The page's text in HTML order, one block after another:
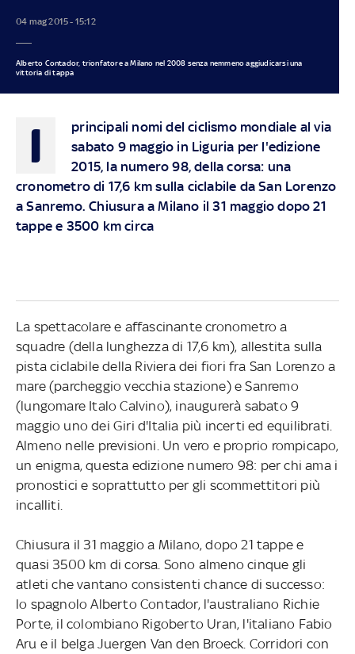
04 mag 2015 - 15:12
Alberto Contador, trionfatore a Milano nel 2008 senza nemmeno aggiudicarsi una
vittoria di tappa
I
principali nomi del ciclismo mondiale al via
sabato 9 maggio in Liguria per l'edizione
2015, la numero 98, della corsa: una
cronometro di 17,6 km sulla ciclabile da San Lorenzo
a Sanremo. Chiusura a Milano il 31 maggio dopo 21
tappe e 3500 km circa
La spettacolare e affascinante cronometro a
squadre (della lunghezza di 17,6 km), allestita sulla
pista ciclabile della Riviera dei fiori fra San Lorenzo a
mare (parcheggio vecchia stazione) e Sanremo
(lungomare Italo Calvino), inaugurerà sabato 9
maggio uno dei Giri d'Italia più incerti ed equilibrati.
Almeno nelle previsioni. Un vero e proprio rompicapo,
un enigma, questa edizione numero 98: per chi ama i
pronostici e soprattutto per gli scommettitori più
incalliti.
Chiusura il 31 maggio a Milano, dopo 21 tappe e
quasi 3500 km di corsa. Sono almeno cinque gli
atleti che vantano consistenti chance di successo:
lo spagnolo Alberto Contador, l'australiano Richie
Porte, il colombiano Rigoberto Uran, l'italiano Fabio
Aru e il belga Juergen Van den Broeck. Corridori con